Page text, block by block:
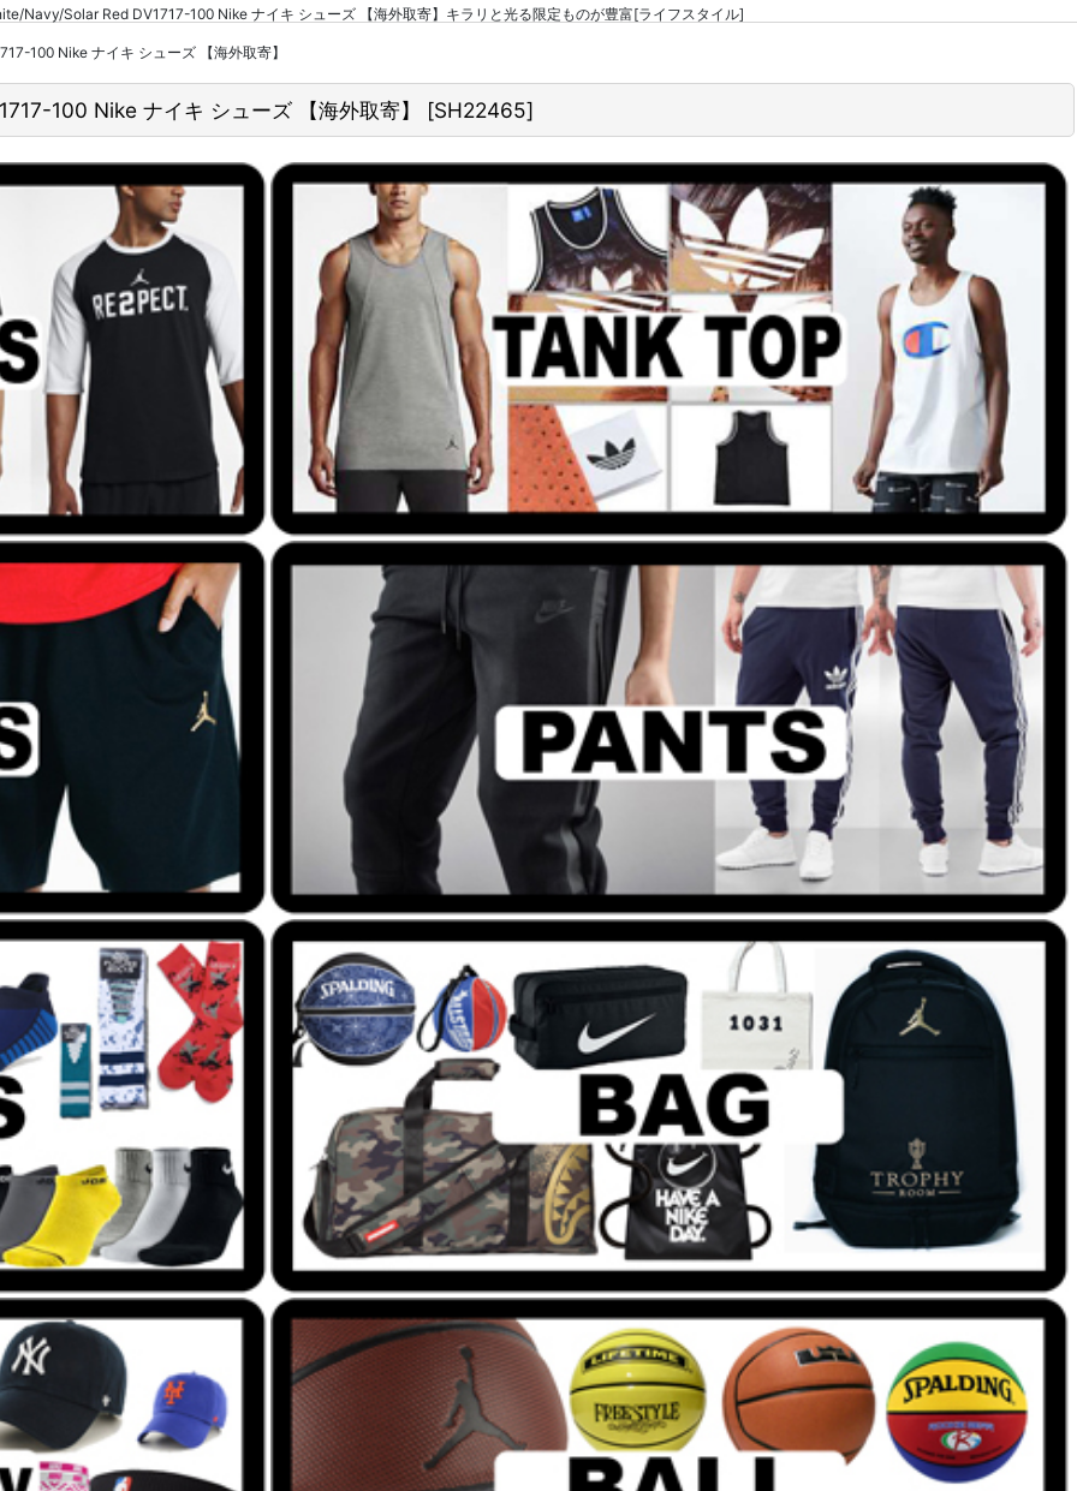
Navy/Solar Red DV1717-100 Nike ナイキ シューズ 【海外取寄】キラリと光る限定ものが豊富[ライフスタイル]
100 Nike ナイキ シューズ 【海外取寄】
100 Nike ナイキ シューズ 【海外取寄】 [SH22465]